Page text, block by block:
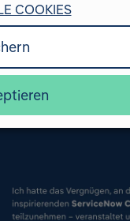
COOKIES